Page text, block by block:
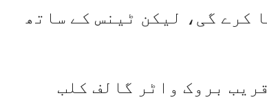
کرے گی، لیکن ٹینس کے ساتھ
برسبین کے قریب بروک واٹر گالف کلب